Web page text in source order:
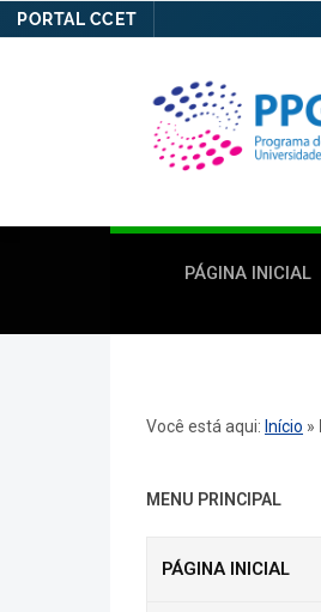
PORTAL CCET
PÁGINA INICIAL
Você está aqui: Início »
MENU PRINCIPAL
PÁGINA INICIAL